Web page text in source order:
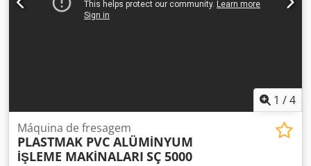
70) OPÇÃO - Sistema de controlo hidráulico - Sistema de
1 /4
Máquina de fresagem
PLASTMAK PVC ALÜMİNYUM
İŞLEME MAKİNALARI SÇ 5000